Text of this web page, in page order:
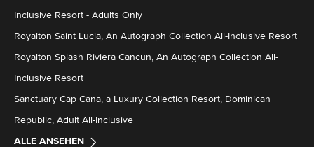
Inclusive Resort - Adults Only
Royalton Saint Lucia, An Autograph Collection All-Inclusive Resort
Royalton Splash Riviera Cancun, An Autograph Collection All-
Inclusive Resort
Sanctuary Cap Cana, a Luxury Collection Resort, Dominican
Republic, Adult All-Inclusive
ALLE ANSEHEN